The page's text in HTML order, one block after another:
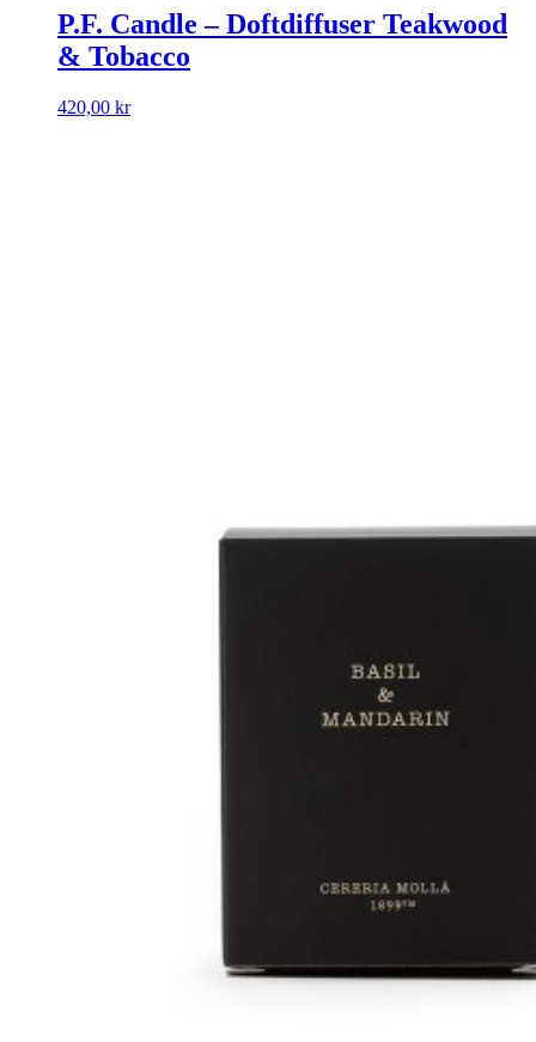
P.F. Candle – Doftdiffuser Teakwood
& Tobacco
420,00 kr